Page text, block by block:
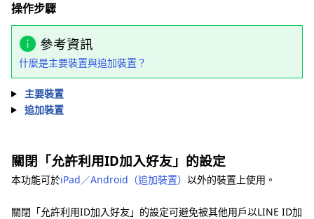
操作步驟
參考資訊
什麼是主要裝置與追加裝置？
主要裝置
追加裝置
關閉「允許利用ID加入好友」的設定
本功能可於iPad／Android（追加裝置） 以外的裝置上使用。
關閉「允許利用ID加入好友」的設定可避免被其他用戶以LINE ID加